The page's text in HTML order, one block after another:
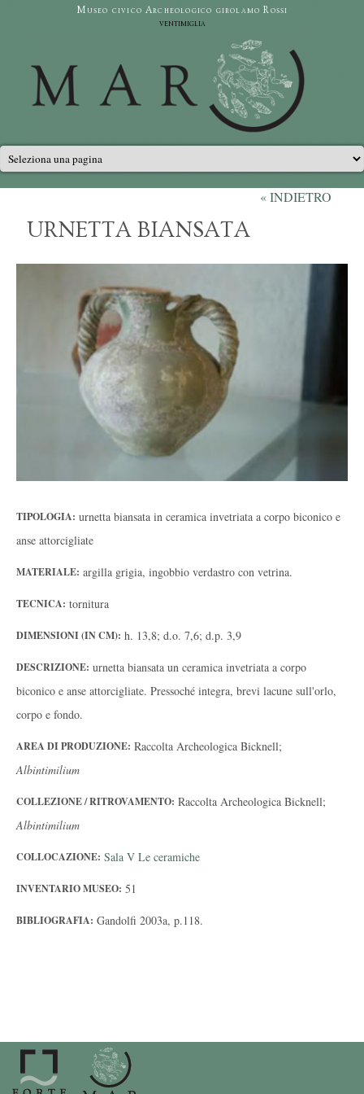
Salta al contenuto principaleMuseo civico Archeologico girolamo Rossi
ventimiglia
Menu principale « INDIETRO
URNETTA BIANSATA
TIPOLOGIA: urnetta biansata in ceramica invetriata a corpo biconico e
anse attorcigliate
MATERIALE: argilla grigia, ingobbio verdastro con vetrina.
TECNICA: tornitura
DIMENSIONI (IN CM): h. 13,8; d.o. 7,6; d.p. 3,9
DESCRIZIONE: urnetta biansata un ceramica invetriata a corpo
biconico e anse attorcigliate. Pressoché integra, brevi lacune sull'orlo,
corpo e fondo.
AREA DI PRODUZIONE: Raccolta Archeologica Bicknell;
Albintimilium
COLLEZIONE / RITROVAMENTO: Raccolta Archeologica Bicknell;
Albintimilium
COLLOCAZIONE: Sala V Le ceramiche
INVENTARIO MUSEO: 51
BIBLIOGRAFIA: Gandolfi 2003a, p.118.